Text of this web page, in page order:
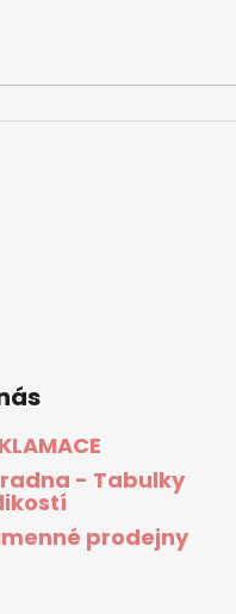
- Tabulky
prodejny